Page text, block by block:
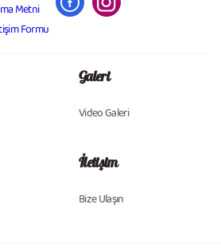
Metni
Formu
Galeri
Video Galeri
İletişim
Bize Ulaşın